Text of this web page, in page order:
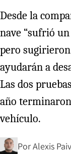
Desde la
nave “sufrió
pero
ayudarán a
Las dos
año
vehículo.
PorAlexis